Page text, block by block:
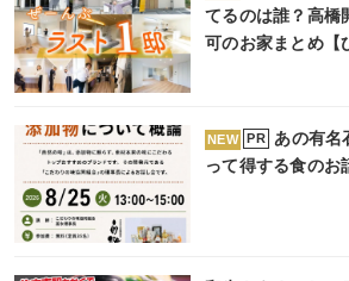
てるのは誰？高橋
可のお家まとめ【
NEW PR
あの有名
って得する食のお